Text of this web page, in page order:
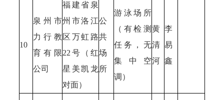
10
泉州市
力行教
育有限
公司
福建省泉
州市洛江
区万虹路
22号（红
星美凯龙
对面）
公
共
场
所
游泳场所
（有检测
任务，无
集中空
调）
黄
清
河
李
易
鑫